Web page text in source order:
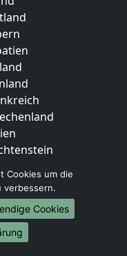
Cookies um die
verbessern.
Cookies